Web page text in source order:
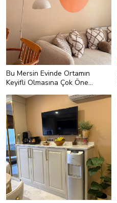
Bu Mersin Evinde Ortamın
Keyifli Olmasına Çok Önem